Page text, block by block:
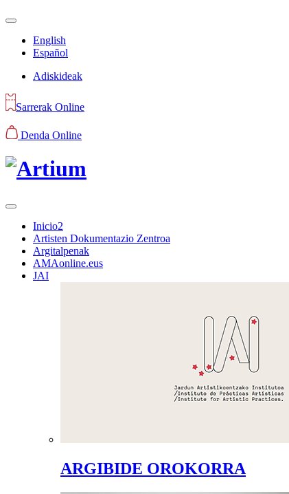
English
Español
Adiskideak
Sarrerak Online
Denda Online
Inicio2
Artisten Dokumentazio Zentroa
Argitalpenak
AMAonline.eus
JAI
ARGIBIDE OROKORRA